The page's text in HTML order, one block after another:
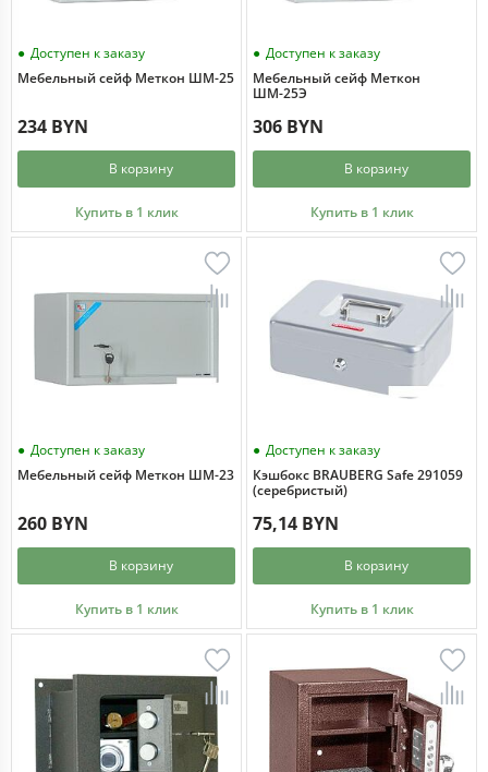
Доступен к заказу
Мебельный сейф Меткон ШМ-25
234 BYN
В корзину
Купить в 1 клик
Доступен к заказу
Мебельный сейф Меткон
ШМ-25Э
306 BYN
В корзину
Купить в 1 клик
Доступен к заказу
Мебельный сейф Меткон ШМ-23
260 BYN
В корзину
Купить в 1 клик
Доступен к заказу
Кэшбокс BRAUBERG Safe 291059
(серебристый)
75,14 BYN
В корзину
Купить в 1 клик